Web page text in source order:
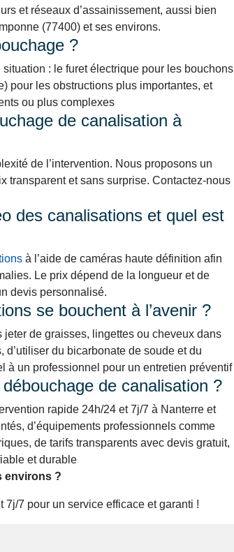
et réseaux d’assainissement, aussi bien
(77400) et ses environs.
?
: le furet électrique pour les bouchons
pour les obstructions plus importantes, et
ou plus complexes
de canalisation à
de l’intervention. Nous proposons un
transparent et sans surprise. Contactez-nous
des canalisations et quel est
à l’aide de caméras haute définition afin
Le prix dépend de la longueur et de
devis personnalisé.
se bouchent à l’avenir ?
de graisses, lingettes ou cheveux dans
du bicarbonate de soude et du
à un professionnel pour un entretien préventif
de canalisation ?
rapide 24h/24 et 7j/7 à Nanterre et
d’équipements professionnels comme
de tarifs transparents avec devis gratuit,
et durable
environs ?
7 pour un service efficace et garanti !